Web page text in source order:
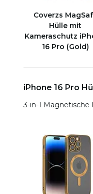
Coverzs
Hülle mit
Kameraschutz
16 Pro (Gold)
iPhone 16 Pro
3-in-1